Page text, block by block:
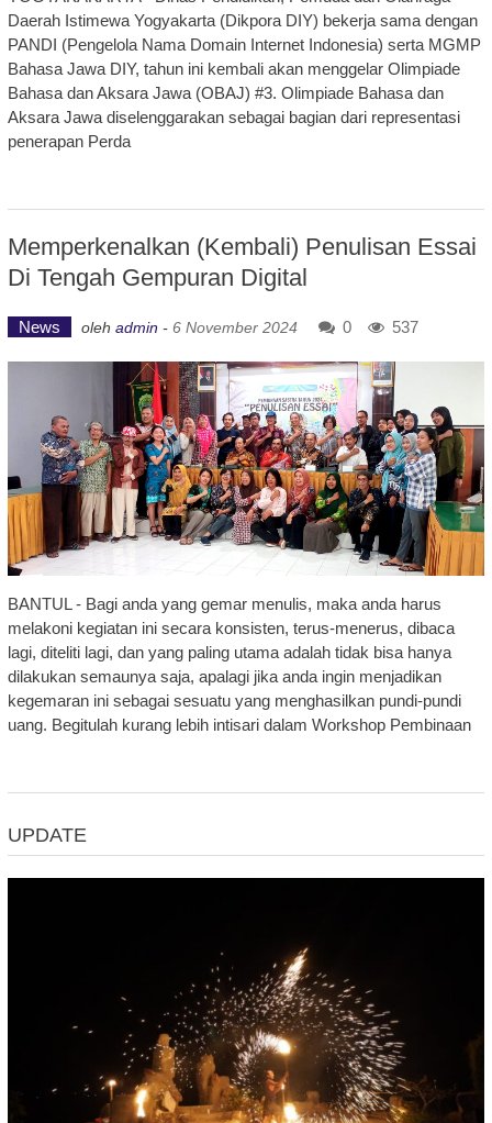
Daerah Istimewa Yogyakarta (Dikpora DIY) bekerja sama dengan
PANDI (Pengelola Nama Domain Internet Indonesia) serta MGMP
Bahasa Jawa DIY, tahun ini kembali akan menggelar Olimpiade
Bahasa dan Aksara Jawa (OBAJ) #3. Olimpiade Bahasa dan
Aksara Jawa diselenggarakan sebagai bagian dari representasi
penerapan Perda
Memperkenalkan (Kembali) Penulisan Essai
Di Tengah Gempuran Digital
News oleh admin - 6 November 2024 0 537
BANTUL - Bagi anda yang gemar menulis, maka anda harus
melakoni kegiatan ini secara konsisten, terus-menerus, dibaca
lagi, diteliti lagi, dan yang paling utama adalah tidak bisa hanya
dilakukan semaunya saja, apalagi jika anda ingin menjadikan
kegemaran ini sebagai sesuatu yang menghasilkan pundi-pundi
uang. Begitulah kurang lebih intisari dalam Workshop Pembinaan
UPDATE